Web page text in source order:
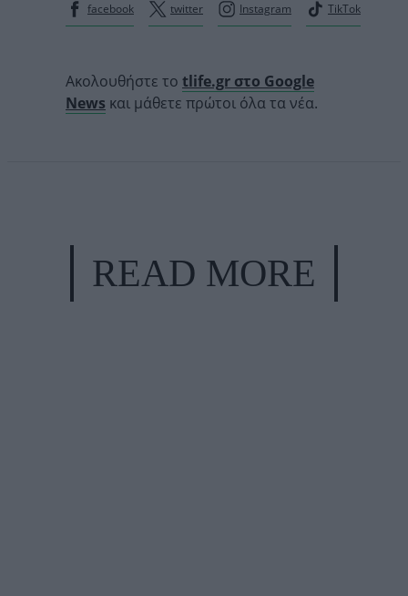
facebook
twitter Instagram TikTok
Ακολουθήστε το tlife.gr στο Google
News και μάθετε πρώτοι όλα τα νέα.
READ MORE